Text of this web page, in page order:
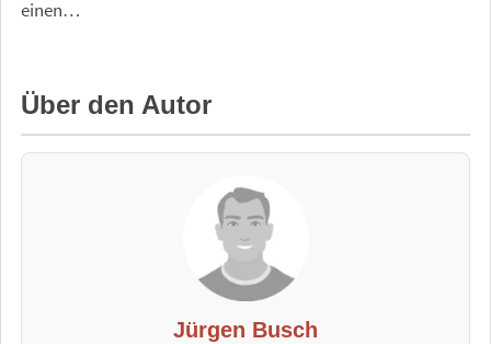
einen…
Über den Autor
Jürgen Busch